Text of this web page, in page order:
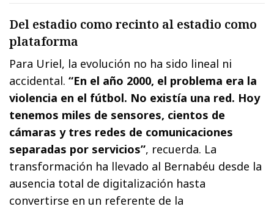
Del estadio como recinto al estadio como
plataforma
Para Uriel, la evolución no ha sido lineal ni
accidental.“En el año 2000, el problema era la
violencia en el fútbol. No existía una red. Hoy
tenemos miles de sensores, cientos de
cámaras y tres redes de comunicaciones
separadas por servicios”, recuerda. La
transformación ha llevado al Bernabéu desde la
ausencia total de digitalización hasta
convertirse en un referente de la